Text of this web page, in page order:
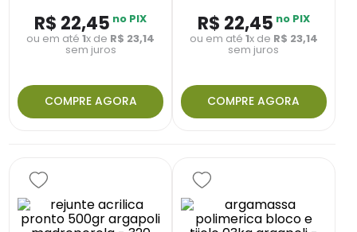
R$ 22,45 no PIX
ou em até1x de R$ 23,14
sem juros
COMPRE AGORA
R$ 22,45 no PIX
ou em até 1x de R$ 23,14
sem juros
COMPRE AGORA